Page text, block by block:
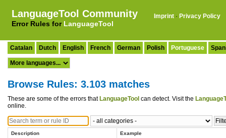
LanguageTool Community
Error Rules for LanguageTool
Imprint · Privacy Policy
Catalan Dutch English French German Polish Portuguese
Browse Rules: 3.103 matches
These are some of the errors that LanguageTool can detect. Visit the
online.
Description Example